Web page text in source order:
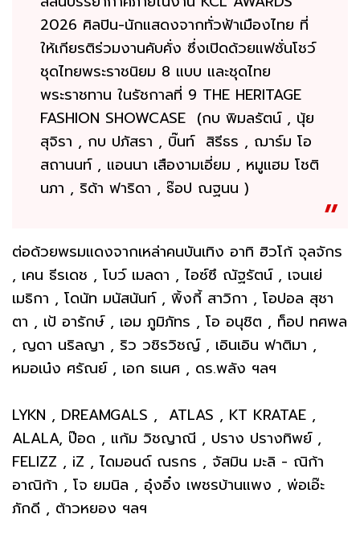
2026 ศิลปิน-นักแสดงจากทั่วฟ้าเมืองไทย ที่
ให้เกียรติร่วมงานคับคั่ง ซึ่งเปิดด้วยแฟชั่นโชว์
ชุดไทยพระราชนิยม 8 แบบ และชุดไทย
พระราชทาน ในรัชกาลที่ 9 THE HERITAGE
FASHION SHOWCASE (กบ พิมลรัตน์ , นุ้ย
สุจิรา , กบ ปภัสรา , บิ๊นท์ สิรีธร , ฌาร์ม โอ
สถานนท์ , แอนนา เสืองามเอี่ยม , หมูแฮม โชติ
นภา , ริด้า ฟาริดา , ธ๊อป ณฐนน )
ต่อด้วยพรมแดงจากเหล่าคนบันเทิง อาทิ ฮิวโก้ จุลจักร
, เคน ธีรเดช , โบว์ เมลดา , ไอซ์ซึ ณัฐรัตน์ , เจนเย่
เมธิกา , โดนัท มนัสนันท์ , พิ้งกี้ สาวิกา , โอปอล สุชา
ตา , เป้ อารักษ์ , เอม ภูมิภัทร , โอ อนุชิต , ท็อป ทศพล
, ญดา นริลญา , ริว วชิรวิชญ์ , เอินเอิน ฟาติมา ,
หมอเน๋ง ศรัณย์ , เอก ธเนศ , ดร.พลัง ฯลฯ
LYKN , DREAMGALS , ATLAS , KT KRATAE ,
ALALA, ป๊อด , แก้ม วิชญาณี , ปราง ปรางทิพย์ ,
FELIZZ , iZ , ไดมอนด์ ณรกร , จัสมิน มะลิ - ณิก้า
อาณิก้า , โจ ยมนิล , อุ๋งอิ๋ง เพชรบ้านแพง , พ่อเอ๊ะ
ภักดี , ต้าวหยอง ฯลฯ